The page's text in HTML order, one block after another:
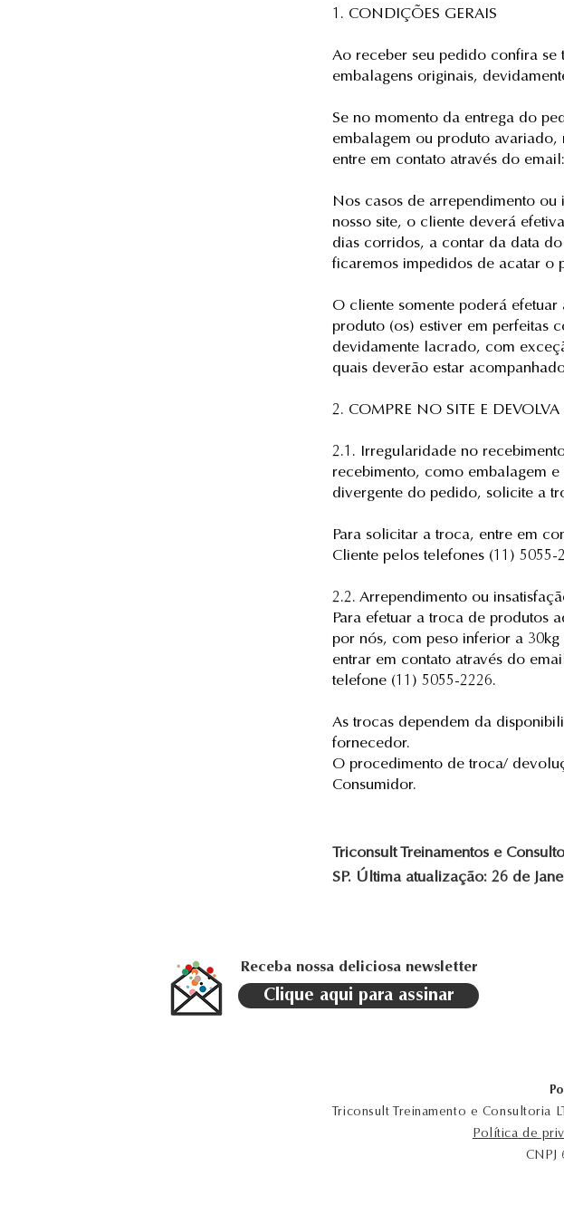
1. CONDIÇÕES GERAIS
Ao receber seu pedido confira se
embalagens originais,
Se no momento da entrega do
embalagem ou produto
entre em contato através do email:
Nos casos de arrependimento
nosso site, o cliente deverá
dias corridos, a contar da data
ficaremos impedidos de acatar o
O cliente somente poderá
produto (os) estiver em perfeitas
devidamente lacrado, com
quais deverão estar
2. COMPRE NO SITE E DEVOLVA
2.1. Irregularidade no
recebimento, como embalagem
divergente do pedido, solicite a
Para solicitar a troca, entre em
Cliente pelos telefones (11) 5055-
2.2. Arrependimento ou
Para efetuar a troca de produtos
por nós, com peso inferior a
entrar em contato através do
telefone (11) 5055-2226.
As trocas dependem da
fornecedor.
O procedimento de troca/
Consumidor.
Triconsult Treinamentos e
SP. Última atualização: 26 de
Receba nossa deliciosa newsletter
Clique aqui para assinar
Triconsult Treinamento e Consultoria
Política de
CNPJ